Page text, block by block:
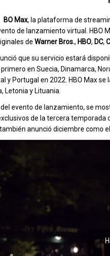
BO Max, la plataforma de
de lanzamiento virtual. HBO
de Warner Bros., HBO, DC,
que su servicio estará
en Suecia, Dinamarca,
y Portugal en 2022. HBO Max
Letonia y Lituania.
evento de lanzamiento, se
de la tercera temporada
anunció diciembre como